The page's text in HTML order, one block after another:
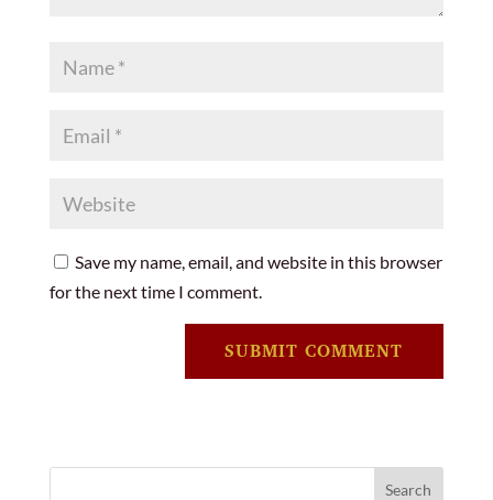
Save my name, email, and website in this browser
for the next time I comment.
SUBMIT COMMENT
Search